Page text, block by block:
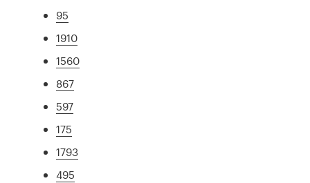
95
1910
1560
867
597
175
1793
495